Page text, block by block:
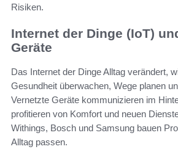
Risiken.
Internet der Dinge (IoT)
Geräte
Das Internet der Dinge Alltag verändert,
Gesundheit überwachen, Wege planen
Vernetzte Geräte kommunizieren im
profitieren von Komfort und neuen
Withings, Bosch und Samsung bauen
Alltag passen.